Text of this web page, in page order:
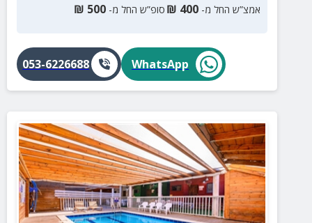
אמצ”ש החל מ- 400
₪ סופ”ש החל מ- 500
₪
WhatsApp
053-6226688